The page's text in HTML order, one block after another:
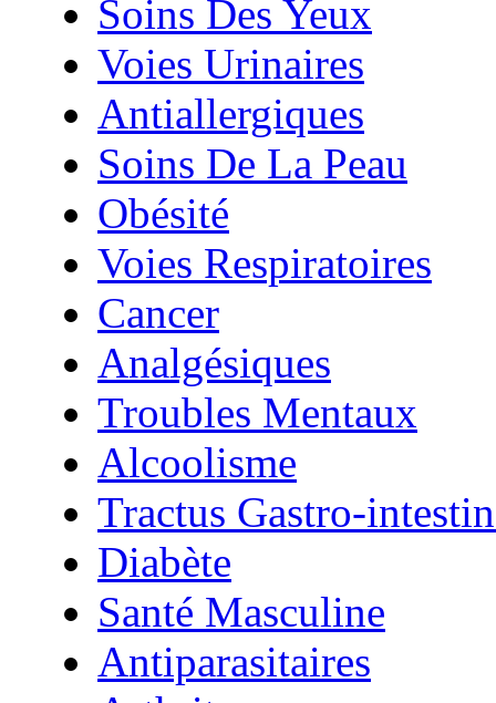
Soins Des Yeux
Voies Urinaires
Antiallergiques
Soins De La Peau
Obésité
Voies Respiratoires
Cancer
Analgésiques
Troubles Mentaux
Alcoolisme
Tractus Gastro-
Diabète
Santé Masculine
Antiparasitaires